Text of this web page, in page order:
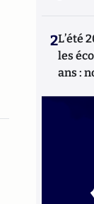
2L’été
les
ans :